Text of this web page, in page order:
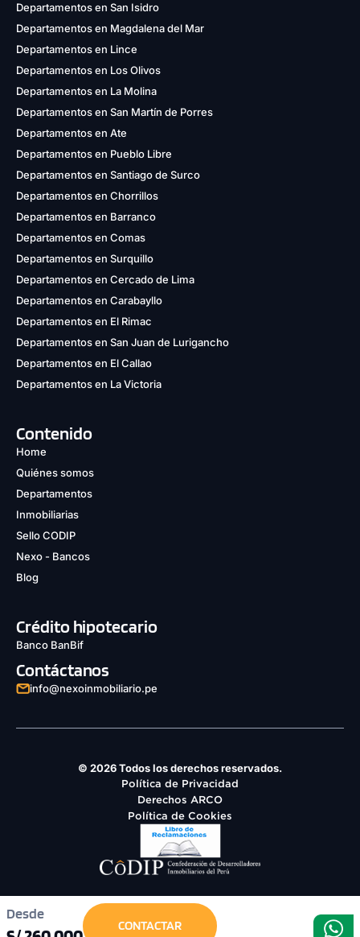
Desde
CONTACTAR
Departamentos en San Isidro
Departamentos en Magdalena del Mar
Departamentos en Lince
Departamentos en Los Olivos
Departamentos en La Molina
Departamentos en San Martín de Porres
Departamentos en Ate
Departamentos en Pueblo Libre
Departamentos en Santiago de Surco
Departamentos en Chorrillos
Departamentos en Barranco
Departamentos en Comas
Departamentos en Surquillo
Departamentos en Cercado de Lima
Departamentos en Carabayllo
Departamentos en El Rimac
Departamentos en San Juan de Lurigancho
Departamentos en El Callao
Departamentos en La Victoria
Contenido
Home
Quiénes somos
Departamentos
Inmobiliarias
Sello CODIP
Nexo - Bancos
Blog
Crédito hipotecario
Banco BanBif
Contáctanos
info@nexoinmobiliario.pe
© 2026 Todos los derechos reservados.
Política de Privacidad
Derechos ARCO
Política de Cookies